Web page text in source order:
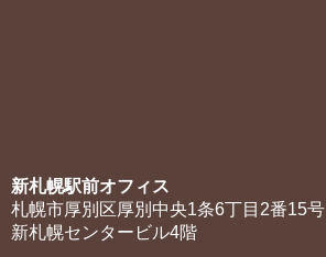
新札幌駅前オフィス
札幌市厚別区厚別中央1条6丁目2番15号
新札幌センタービル4階